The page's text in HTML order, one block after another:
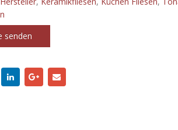
senden